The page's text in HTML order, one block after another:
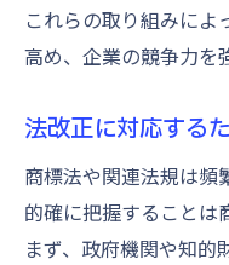
これらの取り組みによ
高め、企業の競争力を
法改正に対応する
商標法や関連法規は頻
的確に把握することは
まず、政府機関や知的